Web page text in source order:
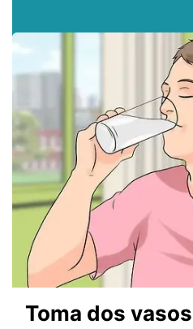
Toma dos